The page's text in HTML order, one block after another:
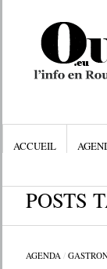
ACCUEIL
POSTS
AGENDA/